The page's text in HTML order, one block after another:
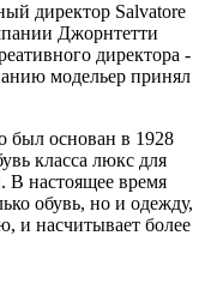
директор Salvatore
Джорнтетти
директора -
модельер принял
был основан в 1928
класса люкс для
В настоящее время
обувь, но и одежду,
и насчитывает более